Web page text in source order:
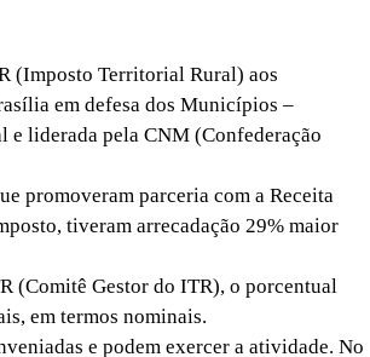
(Imposto Territorial Rural) aos
em defesa dos Municípios –
liderada pela CNM (Confederação
promoveram parceria com a Receita
tiveram arrecadação 29% maior
(Comitê Gestor do ITR), o porcentual
em termos nominais.
e podem exercer a atividade. No